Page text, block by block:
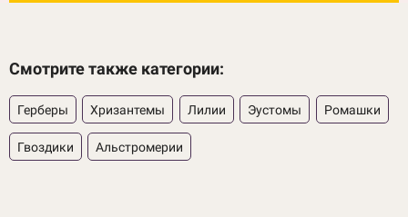
Смотрите также категории:
Герберы Хризантемы Лилии Эустомы Ромашки
Гвоздики Альстромерии